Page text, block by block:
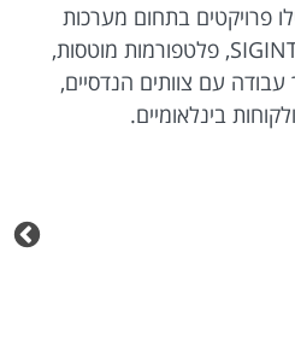
פרויקטים בתחום מערכות
SIGINT, Signal Processing, פלטפורמות מוטסות,
עם צוותים הנדסיים,
בינלאומיים.